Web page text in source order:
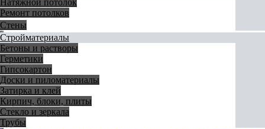
Натяжной потолок
Ремонт потолков
Стены
Стройматериалы
Бетоны и растворы
Герметики
Гипсокартон
Доски и пиломатериалы
Затирка и клей
Кирпич, блоки, плиты
Стекло и зеркала
Трубы